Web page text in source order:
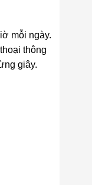
mỗi ngày.
thông
giây.